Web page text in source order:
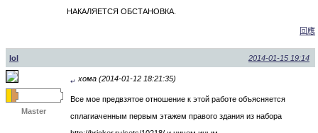
НАКАЛЯЕТСЯ ОБСТАНОВКА.
回應
lol 2014-01-15 19:14
Master
↵ хома (2014-01-12 18:21:35)
Все мое предвзятое отношение к этой работе объясняется
сплагиаченным первым этажем правого здания из набора